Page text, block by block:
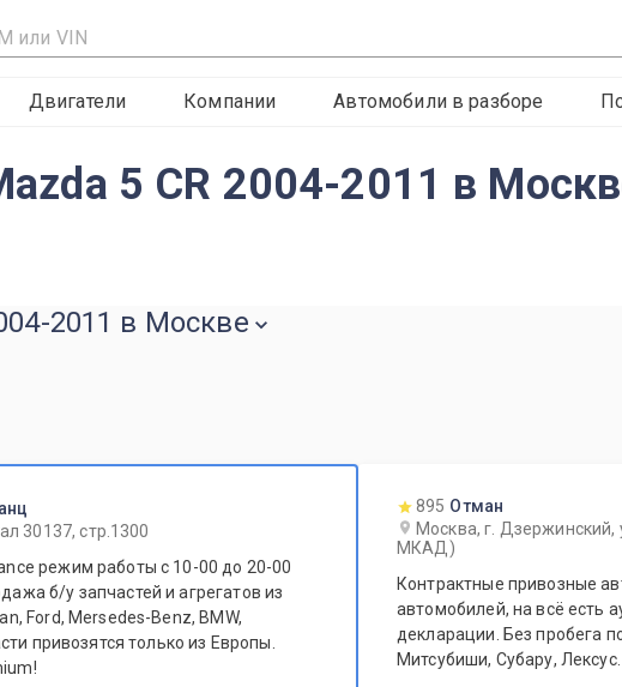
Двигатели Компании Автомобили в разборе
5 CR 2004-2011 в
2011 в Москве
30137, стр.1300
режим работы с 10-00 до 20-00
б/у запчастей и агрегатов из
Ford, Mersedes-Benz, BMW,
895 Отман
Москва, г. Дзержинский,
МКАД)
Контрактные привозные
автомобилей, на всё есть
декларации. Без пробега
Митсубиши, Субару, Лексус.